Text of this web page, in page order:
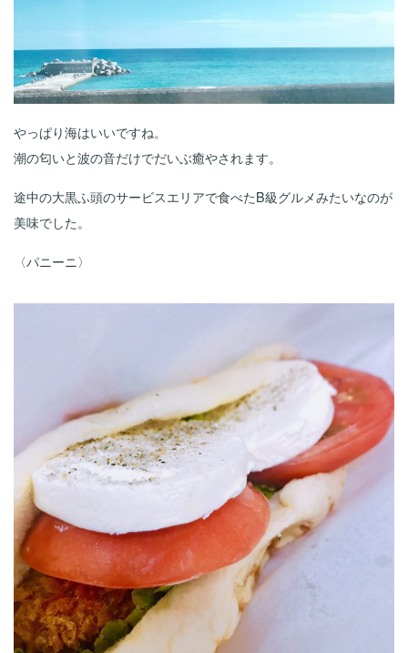
やっぱり海はいいですね。
潮の匂いと波の音だけでだいぶ癒やされます。
途中の大黒ふ頭のサービスエリアで食べたB級グルメみたいなのが
美味でした。
〈パニーニ〉